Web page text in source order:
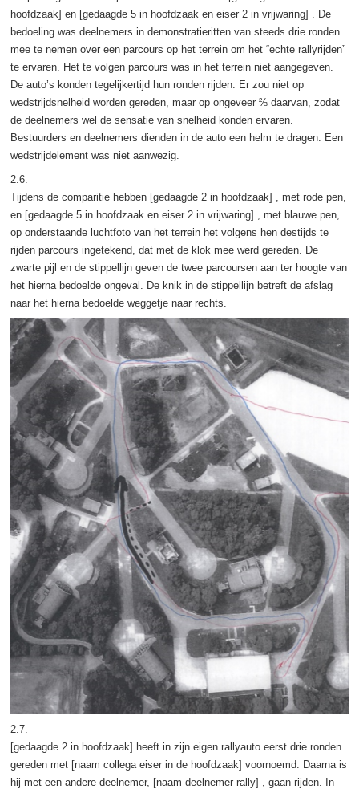
hoofdzaak] en [gedaagde 5 in hoofdzaak en eiser 2 in vrijwaring] . De
bedoeling was deelnemers in demonstratieritten van steeds drie ronden
mee te nemen over een parcours op het terrein om het “echte rallyrijden”
te ervaren. Het te volgen parcours was in het terrein niet aangegeven.
De auto’s konden tegelijkertijd hun ronden rijden. Er zou niet op
wedstrijdsnelheid worden gereden, maar op ongeveer ⅔ daarvan, zodat
de deelnemers wel de sensatie van snelheid konden ervaren.
Bestuurders en deelnemers dienden in de auto een helm te dragen. Een
wedstrijdelement was niet aanwezig.
2.6.
Tijdens de comparitie hebben [gedaagde 2 in hoofdzaak] , met rode pen,
en [gedaagde 5 in hoofdzaak en eiser 2 in vrijwaring] , met blauwe pen,
op onderstaande luchtfoto van het terrein het volgens hen destijds te
rijden parcours ingetekend, dat met de klok mee werd gereden. De
zwarte pijl en de stippellijn geven de twee parcoursen aan ter hoogte van
het hierna bedoelde ongeval. De knik in de stippellijn betreft de afslag
naar het hierna bedoelde weggetje naar rechts.
2.7.
[gedaagde 2 in hoofdzaak] heeft in zijn eigen rallyauto eerst drie ronden
gereden met [naam collega eiser in de hoofdzaak] voornoemd. Daarna is
hij met een andere deelnemer, [naam deelnemer rally] , gaan rijden. In